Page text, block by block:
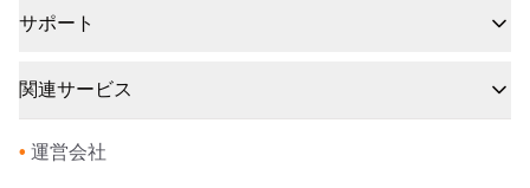
サポート
関連サービス
• 運営会社